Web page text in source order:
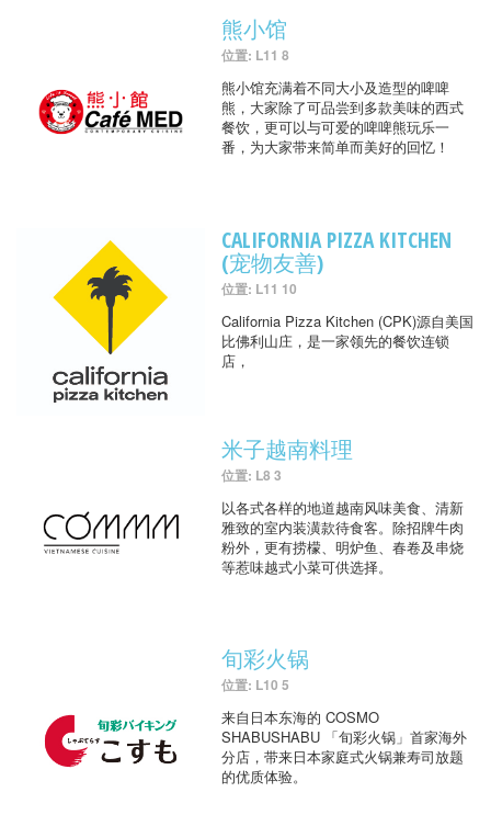
熊小馆
位置: L11 8
熊小馆充满着不同大小及造型的啤啤
熊，大家除了可品尝到多款美味的西式
餐饮，更可以与可爱的啤啤熊玩乐一
番，为大家带来简单而美好的回忆！
CALIFORNIA PIZZA KITCHEN
(宠物友善)
位置: L11 10
California Pizza Kitchen (CPK)源自美国
比佛利山庄，是一家领先的餐饮连锁
店，
米子越南料理
位置: L8 3
以各式各样的地道越南风味美食、清新
雅致的室内装潢款待食客。除招牌牛肉
粉外，更有捞檬、明炉鱼、春卷及串烧
等惹味越式小菜可供选择。
旬彩火锅
位置: L10 5
来自日本东海的 COSMO
SHABUSHABU 「旬彩火锅」首家海外
分店，带来日本家庭式火锅兼寿司放题
的优质体验。